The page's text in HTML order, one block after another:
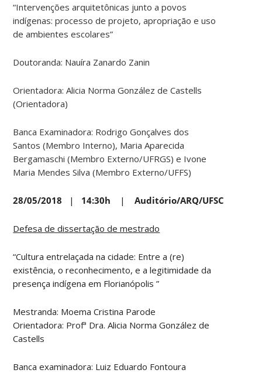
“Intervenções arquitetônicas junto a povos
indígenas: processo de projeto, apropriação e uso
de ambientes escolares”
Doutoranda: Nauíra Zanardo Zanin
Orientadora: Alicia Norma González de Castells
(Orientadora)
Banca Examinadora: Rodrigo Gonçalves dos
Santos (Membro Interno), Maria Aparecida
Bergamaschi (Membro Externo/UFRGS) e Ivone
Maria Mendes Silva (Membro Externo/UFFS)
28/05/2018 | 14:30h |Auditório/ARQ/UFSC
Defesa de dissertação de mestrado
“Cultura entrelaçada na cidade: Entre a (re)
existência, o reconhecimento, e a legitimidade da
presença indígena em Florianópolis ”
Mestranda: Moema Cristina Parode
Orientadora: Profª Dra. Alicia Norma González de
Castells
Banca examinadora: Luiz Eduardo Fontoura